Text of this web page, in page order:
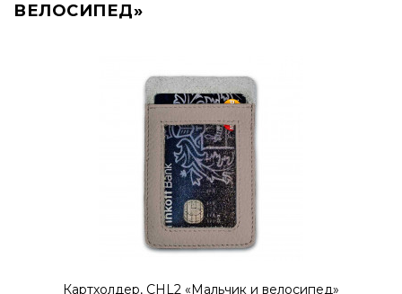
ВЕЛОСИПЕД»
Картхолдер, CHL2 «Мальчик и велосипед»